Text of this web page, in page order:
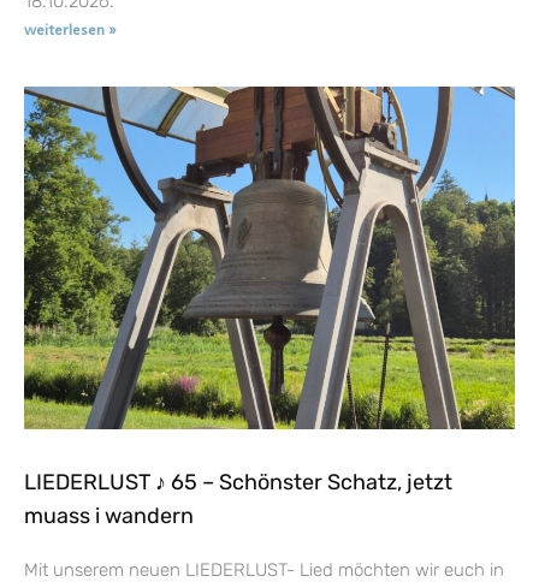
weiterlesen »
LIEDERLUST ♪ 65 – Schönster Schatz, jetzt
muass i wandern
Mit unserem neuen LIEDERLUST- Lied möchten wir euch in